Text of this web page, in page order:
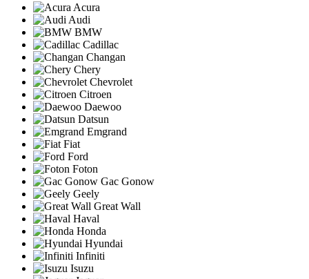
Acura
Audi
BMW
Cadillac
Changan
Chery
Chevrolet
Citroen
Daewoo
Datsun
Emgrand
Fiat
Ford
Foton
Gac Gonow
Geely
Great Wall
Haval
Honda
Hyundai
Infiniti
Isuzu